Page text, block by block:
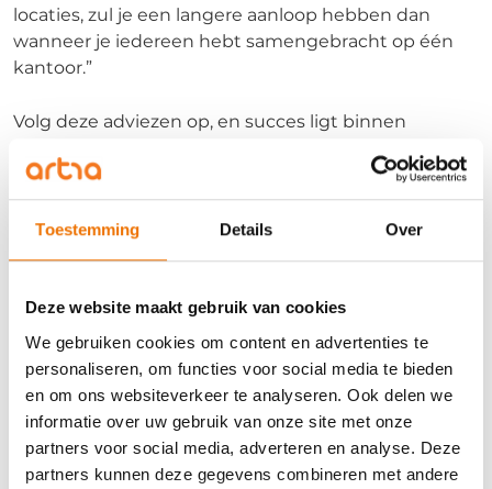
Toestemming Details Over
Deze website maakt gebruik van cookies
We gebruiken cookies om content en advertenties te
personaliseren, om functies voor social media te bieden
en om ons websiteverkeer te analyseren. Ook delen we
informatie over uw gebruik van onze site met onze
partners voor social media, adverteren en analyse. Deze
partners kunnen deze gegevens combineren met andere
locaties, zul je een langere aanloop hebben dan
wanneer je iedereen hebt samengebracht op één
kantoor.”
Volg deze adviezen op, en succes ligt binnen
misschien denkt. “Nog een conclusie uit de
benchmark”, zegt Perfors. “Als je minimaal 40% van
je medewerkers voor je referralprogramma weet te
alles. Als heel veel medewerkers meedoen, laat je
aan buitenstaanders zien hoe enthousiast mensen
zijn om bij je te werken. Dat versterkt jeemployer
branding
, het geeft een enorme boost aan je
werkgeversmerk.”
Interne communicatie